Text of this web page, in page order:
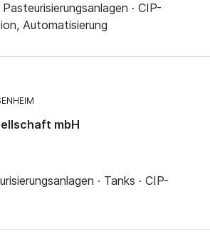
· CIP-
Automatisierung
mbH
· Tanks · CIP-